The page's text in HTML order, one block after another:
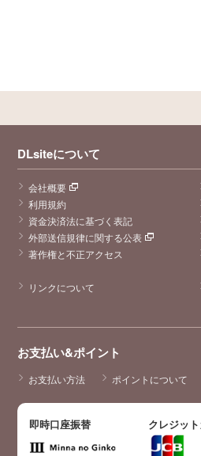
DLsiteについて
会社概要
利用規約
資金決済法に基づく表記
外部送信規律に関する公表
著作権と不正アクセス
リンクについて
お支払い&ポイント
お支払い方法 ポイントについて
即時口座振替 クレジッ